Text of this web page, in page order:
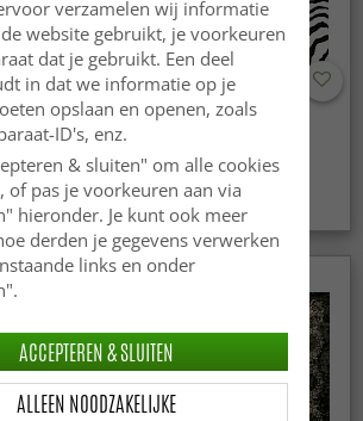
Wilton - Zebra (zwart/wit)
44.99 € 59.99 €
verzamelen wij informatie
website gebruikt, je voorkeuren
dat je gebruikt. Een deel
in dat we informatie op je
opslaan en openen, zoals
ID's, enz.
& sluiten" om alle cookies
of pas je voorkeuren aan via
hieronder. Je kunt ook meer
derden je gegevens verwerken
links en onder
ALLEEN NOODZAKELIJKE
ACCEPTEREN & SLUITEN